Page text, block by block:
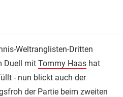
Weltranglisten-Dritten
Duell mit Tommy Haas hat
- nun blickt auch der
der Partie beim zweiten